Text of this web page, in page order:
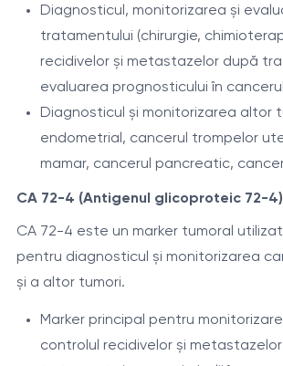
Diagnosticul, monitorizarea și
tratamentului (chirurgie,
recidivelor și metastazelor după
evaluarea prognosticului în
Diagnosticul și monitorizarea altor
endometrial, cancerul trompelor
mamar, cancerul pancreatic,
CA 72-4 (Antigenul glicoproteic 72-4)
CA 72-4 este un marker tumoral
pentru diagnosticul și monitorizarea
și a altor tumori.
Marker principal pentru
controlul recidivelor și